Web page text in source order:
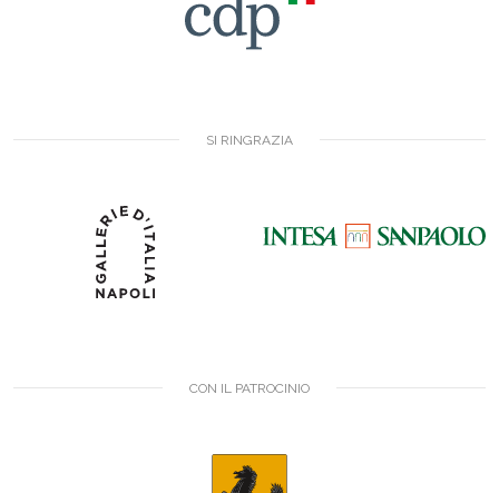
SI RINGRAZIA
CON IL PATROCINIO